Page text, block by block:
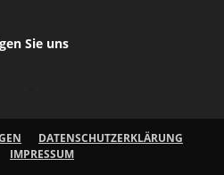
Sie uns
DATENSCHUTZERKLÄRUNG
IMPRESSUM